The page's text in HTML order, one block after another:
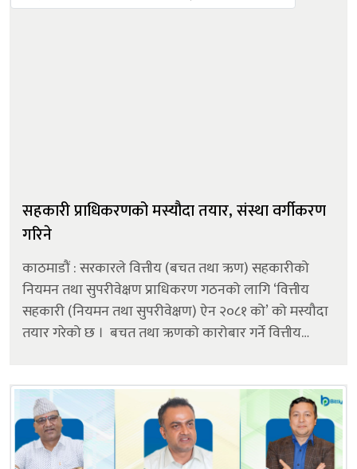
सहकारी प्राधिकरणको मस्यौदा तयार, संस्था वर्गीकरण
गरिने
काठमाडौं : सरकारले वित्तीय (बचत तथा ऋण) सहकारीको
नियमन तथा सुपरीवेक्षण प्राधिकरण गठनको लागि ‘वित्तीय
सहकारी (नियमन तथा सुपरीवेक्षण) ऐन २०८१ को’ को मस्यौदा
तयार गरेको छ । बचत तथा ऋणको कारोबार गर्ने वित्तीय